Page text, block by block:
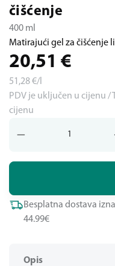
Opis
čišćenje
400 ml
Matirajući gel za čišćenje
20,51 €
51,28€/l
PDV je uključen u cijenu /
cijenu
Besplatna dostava
44.99€